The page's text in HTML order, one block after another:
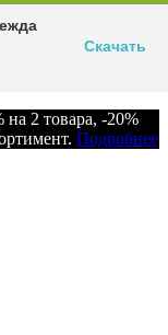
2 товара, -20%
Подробнее
Скачать